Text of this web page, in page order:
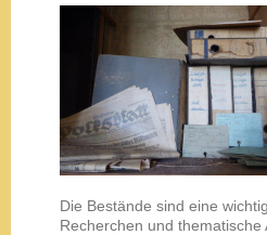
Die Bestände sind eine
Recherchen und thematische